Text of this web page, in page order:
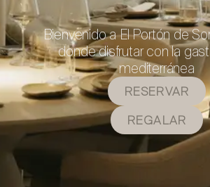
Bienvenido a El Portón de
donde disfrutar con la
mediterránea
RESERVAR
REGALAR